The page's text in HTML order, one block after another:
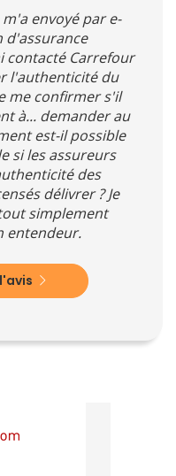
envoyé par e-
d'assurance
contacté Carrefour
l'authenticité du
me confirmer s'il
à... demander au
est-il possible
si les assureurs
des
délivrer ? Je
simplement
entendeur.